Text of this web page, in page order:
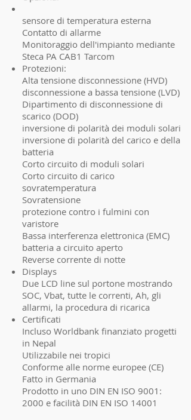
sensore di temperatura esterna
Contatto di allarme
Monitoraggio dell'impianto mediante
Steca PA CAB1 Tarcom
Protezioni:
Alta tensione disconnessione (HVD)
disconnessione a bassa tensione (LVD)
Dipartimento di disconnessione di
scarico (DOD)
inversione di polarità dei moduli solari
inversione di polarità del carico e della
batteria
Corto circuito di moduli solari
Corto circuito di carico
sovratemperatura
Sovratensione
protezione contro i fulmini con
varistore
Bassa interferenza elettronica (EMC)
batteria a circuito aperto
Reverse corrente di notte
Displays
Due LCD line sul portone mostrando
SOC, Vbat, tutte le correnti, Ah, gli
allarmi, la procedura di ricarica
Certificati
Incluso Worldbank finanziato progetti
in Nepal
Utilizzabile nei tropici
Conforme alle norme europee (CE)
Fatto in Germania
Prodotto in uno DIN EN ISO 9001:
2000 e facilità DIN EN ISO 14001